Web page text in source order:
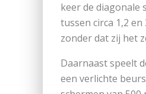
keer de diagonale
tussen circa 1,2
zonder dat zij het
Daarnaast speelt
een verlichte